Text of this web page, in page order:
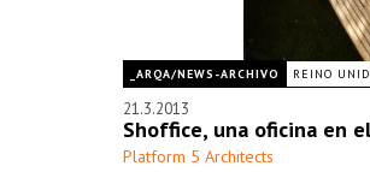
_ARQA/NEWS-ARCHIVO REINO
21.3.2013
Shoffice, una oficina en
Platform 5 Architects